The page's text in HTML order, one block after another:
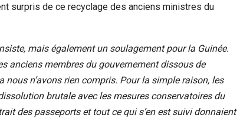
surpris de ce recyclage des anciens ministres du
mais également un soulagement pour la Guinée.
anciens membres du gouvernement dissous de
n’avons rien compris. Pour la simple raison, les
brutale avec les mesures conservatoires du
des passeports et tout ce qui s’en est suivi donnaient